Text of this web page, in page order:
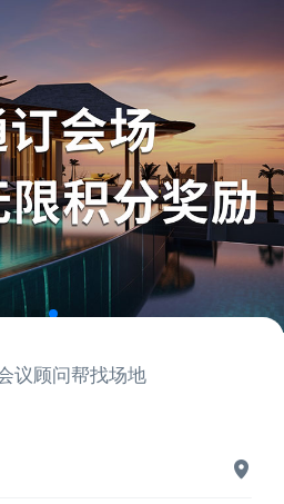
议顾问帮找场地